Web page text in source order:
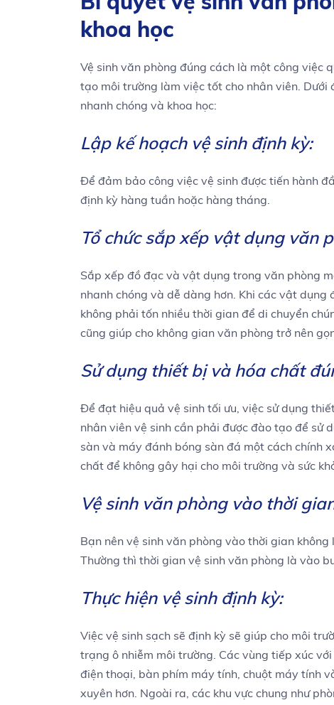
khoa học
Vệ sinh văn phòng đúng cách là một công việc
tạo môi trường làm việc tốt cho nhân viên.
nhanh chóng và khoa học:
Lập kế hoạch vệ sinh định kỳ:
Để đảm bảo công việc vệ sinh được tiến hành
định kỳ hàng tuần hoặc hàng tháng.
Tổ chức sắp xếp vật dụng văn
Sắp xếp đồ đạc và vật dụng trong văn phòng
nhanh chóng và dễ dàng hơn. Khi các vật dụng
không phải tốn nhiều thời gian để di chuyển
cũng giúp cho không gian văn phòng trở nên
Sử dụng thiết bị và hóa chất
Để đạt hiệu quả vệ sinh tối ưu, việc sử dụng
nhân viên vệ sinh cần phải được đào tạo để sử
sàn và máy đánh bóng sàn đá một cách chính
chất để không gây hại cho môi trường và sức
Vệ sinh văn phòng vào thời
Bạn nên vệ sinh văn phòng vào thời gian
Thường thì thời gian vệ sinh văn phòng là vào
Thực hiện vệ sinh định kỳ:
Việc vệ sinh sạch sẽ định kỳ sẽ giúp cho môi
trạng ô nhiễm môi trường. Các vùng tiếp xúc
điện thoại, bàn phím máy tính, chuột máy tính
xuyên hơn. Ngoài ra, các khu vực chung như